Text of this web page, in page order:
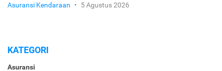
Asuransi Kendaraan • 5 Agustus 2026
KATEGORI
Asuransi